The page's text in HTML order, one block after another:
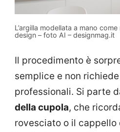
L’argilla modellata a mano
design – foto AI – designmag.it
Il procedimento è
semplice e non
professionali. Si parte
della cupola, che
rovesciato o il cappello